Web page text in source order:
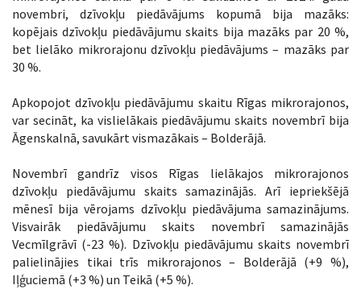
novembri, dzīvokļu piedāvājums kopumā bija mazāks:
kopējais dzīvokļu piedāvājumu skaits bija mazāks par 20 %,
bet lielāko mikrorajonu dzīvokļu piedāvājums – mazāks par
30 %.
Apkopojot dzīvokļu piedāvājumu skaitu Rīgas mikrorajonos,
var secināt, ka vislielākais piedāvājumu skaits novembrī bija
Āgenskalnā, savukārt vismazākais – Bolderājā.
Novembrī gandrīz visos Rīgas lielākajos mikrorajonos
dzīvokļu piedāvājumu skaits samazinājās. Arī iepriekšējā
mēnesī bija vērojams dzīvokļu piedāvājuma samazinājums.
Visvairāk piedāvājumu skaits novembrī samazinājās
Vecmīlgrāvī (-23 %). Dzīvokļu piedāvājumu skaits novembrī
palielinājies tikai trīs mikrorajonos – Bolderājā (+9 %),
Iļģuciemā (+3 %) un Teikā (+5 %).